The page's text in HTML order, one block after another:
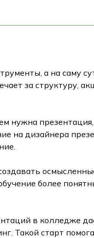
а на саму
за структуру,
нужна презентация,
на дизайнера
более
в колледже
Такой старт